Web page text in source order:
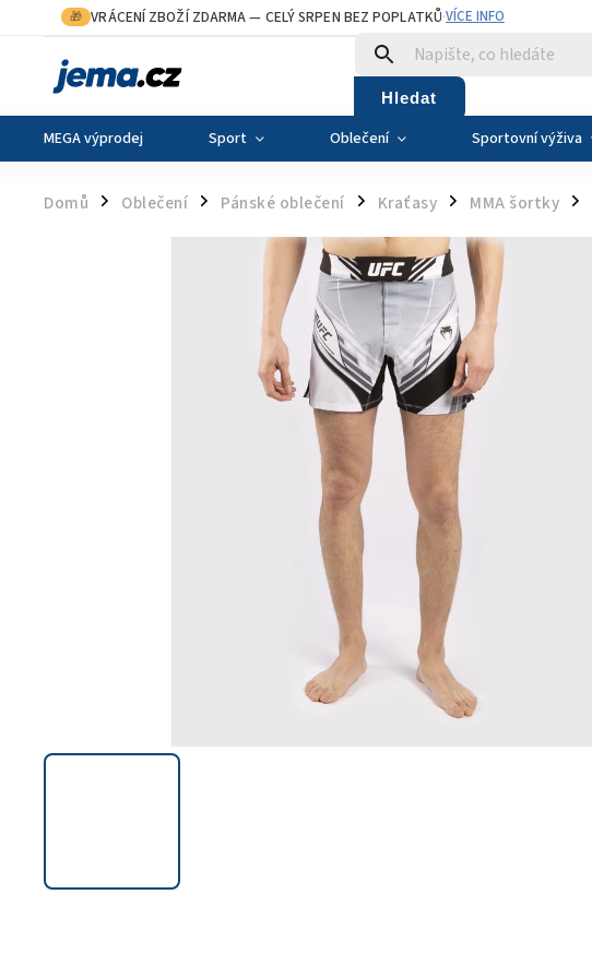
🎁 VRÁCENÍ ZBOŽÍ ZDARMA— CELÝ SRPEN BEZ POPLATKŮ·VÍCE INFO
Hledat
MEGA výprodej Sport Oblečení Sportovní výživa
Domů / Oblečení / Pánské oblečení / Kraťasy / MMA šortky /